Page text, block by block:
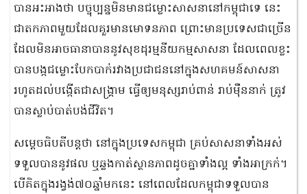
បានអះអាងថា បច្ចុប្បន្នមិនមានជម្លោះសាសនានៅកម្ពុជាទេ នេះ
ជាតកភាពមួយដែលគួរមានមោទនភាព ព្រោះមានប្រទេសជាច្រើន
ដែលមិនអាចធានាបាននូវសុខដុរម្មនីយកម្មសាសនា ដែលពេលខ្លះ
បានបង្កជម្លោះបែកបាក់រវាងប្រជាជននៅក្នុងសហគមន៍សាសនា
រហូតដល់បង្កើតជាសង្គ្រាម ធ្វើឲ្យមនុស្សរាប់ពាន់ រាប់ម៉ឺននាក់ ត្រូវ
បានស្លាប់បាត់បង់ជីវិត។
សម្ដេចធិបតីបន្ដថា នៅក្នុងប្រទេសកម្ពុជា គ្រប់សាសនាទាំងអស់
ទទួលបាននូវផល ឬឆ្លងកាត់ស្ថានភាពដូចគ្នាទាំងល្អ ទាំងអាក្រក់។
បើគិតក្នុងរង្វង់៧០ឆ្នាំមកនេះ នៅពេលដែលកម្ពុជាទទួលបាន